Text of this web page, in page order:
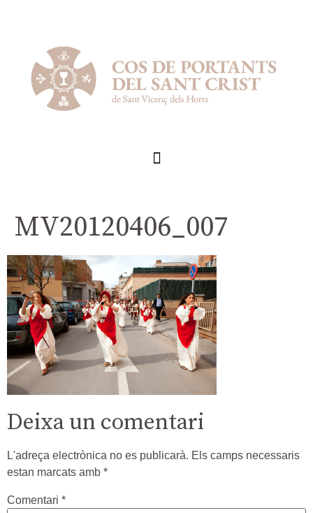
MV20120406_007
Deixa un comentari
L'adreça electrònica no es publicarà. Els camps necessaris
estan marcats amb *
Comentari *